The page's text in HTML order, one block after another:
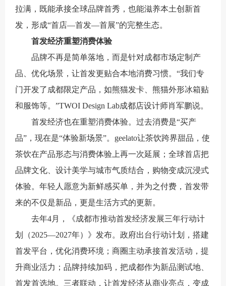
拉满，既能承接全球品牌首秀，也能滋养本土创新首
发，形成“首店—首发—首展”的完整生态。
首发经济重塑消费体验
品牌不再是简单落地，而是针对成都市场定制产
品、优化场景，让首发更贴合本地消费习惯。“我们专
门开发了成都限定产品，如熊猫发卡、熊猫外形冰箱贴
和服饰等。”TWOI Design Lab成都店设计师肖军鹏说。
首发经济也在重塑消费体验。过去消费是“买产
品”，现在是“体验新场景”。geelato让茶饮跨界甜品，使
茶饮在产品形态与消费体验上再一次延展；全球首店把
品牌文化、设计美学与城市气质结合，购物变成沉浸式
体验。年轻人愿意为新鲜感买单，并为之付费，首发带
来的不仅是新品，更是生活方式的更新。
去年4月，《成都市推动首发经济发展三年行动计
划（2025—2027年）》发布。政府出台行动计划，搭建
首发平台，优化消费环境；商圈主动承接首发活动，提
升商业活力；品牌持续加码，把成都作为新品测试地、
首发首选地。三者联动，让首发经济从商业亮点，变成